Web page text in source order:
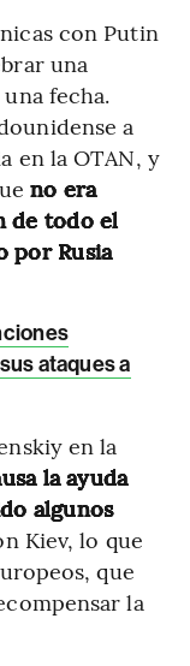
con Putin
una
fecha.
a
en la OTAN, y
no era
de todo el
por Rusia
ataques a
en la
la ayuda
algunos
Kiev, lo que
que
la